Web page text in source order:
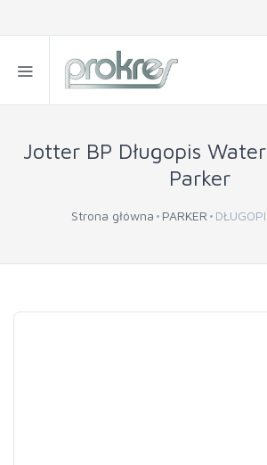
Jotter BP Długopis
Parker
Strona główna PARKER